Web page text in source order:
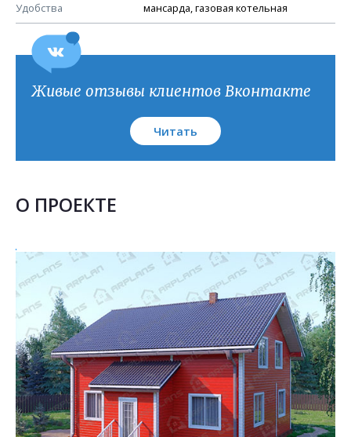
Удобства мансарда, газовая котельная
План кровли
Живые отзывы клиентов Вконтакте
Читать
О ПРОЕКТЕ